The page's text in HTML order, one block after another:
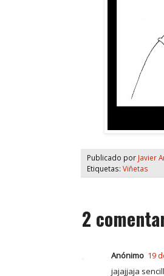
Publicado por Javier
Etiquetas: Viñetas
2
Anónimo 19
jajajjaja